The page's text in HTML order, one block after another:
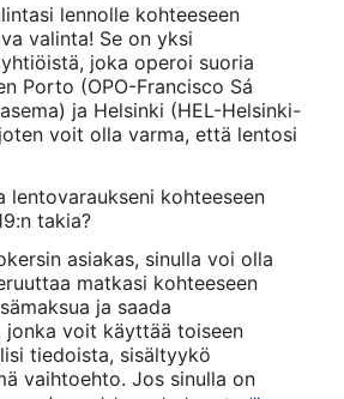
lennolle kohteeseen
valinta! Se on yksi
joka operoi suoria
Porto (OPO-Francisco Sá
ja Helsinki (HEL-Helsinki-
voit olla varma, että lentosi
lentovaraukseni kohteeseen
takia?
asiakas, sinulla voi olla
matkasi kohteeseen
ja saada
jonka voit käyttää toiseen
tiedoista, sisältyykö
vaihtoehto. Jos sinulla on